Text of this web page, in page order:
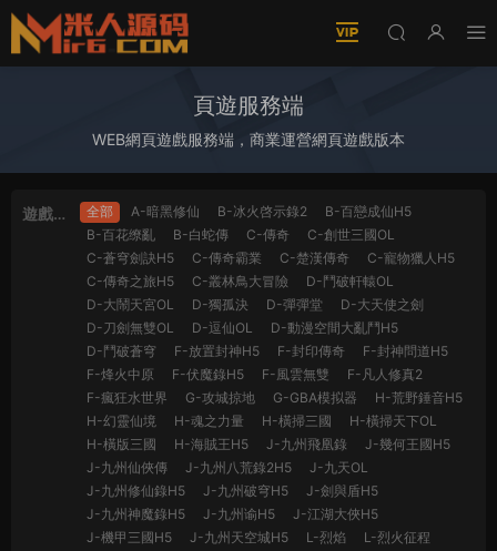
頁遊服務端
WEB網頁遊戲服務端，商業運營網頁遊戲版本
遊戲分
全部 A-暗黑修仙 B-冰火啓示錄2
B-百戀成仙H5
B-百花缭亂
B-白蛇傳 C-傳奇
C-創世三國OL
C-蒼穹劍訣H5
C-傳奇霸業 C-楚漢傳奇
C-寵物獵人H5
C-傳奇之旅H5
C-叢林鳥大冒險
D-鬥破軒轅OL
D-大鬧天宮OL
D-獨孤決 D-彈彈堂
D-大天使之劍
D-刀劍無雙OL
D-逗仙OL
D-動漫空間大亂鬥H5
D-鬥破蒼穹
F-放置封神H5 F-封印傳奇
F-封神問道H5
F-烽火中原
F-伏魔錄H5 F-風雲無雙
F-凡人修真2
F-瘋狂水世界
G-攻城掠地 G-GBA模拟器
H-荒野錘音H5
H-幻靈仙境
H-魂之力量 H-橫掃三國
H-橫掃天下OL
H-橫版三國
H-海賊王H5 J-九州飛凰錄
J-幾何王國H5
J-九州仙俠傳
J-九州八荒錄2H5
J-九天OL
J-九州修仙錄H5
J-九州破穹H5
J-劍與盾H5
J-九州神魔錄H5
J-九州谕H5
J-江湖大俠H5
J-機甲三國H5
J-九州天空城H5 L-烈焰
L-烈火征程